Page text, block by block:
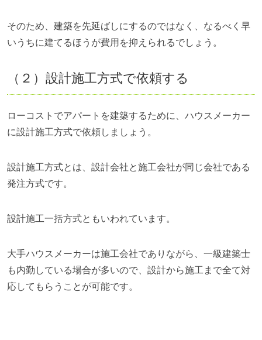
そのため、建築を先延ばしにするのではなく、なるべく早
いうちに建てるほうが費用を抑えられるでしょう。
（２）設計施工方式で依頼する
ローコストでアパートを建築するために、ハウスメーカー
に設計施工方式で依頼しましょう。
設計施工方式とは、設計会社と施工会社が同じ会社である
発注方式です。
設計施工一括方式ともいわれています。
大手ハウスメーカーは施工会社でありながら、一級建築士
も内勤している場合が多いので、設計から施工まで全て対
応してもらうことが可能です。